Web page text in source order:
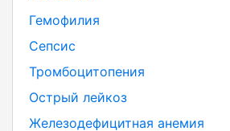
Гемофилия
Сепсис
Тромбоцитопения
Острый лейкоз
Железодефицитная анемия